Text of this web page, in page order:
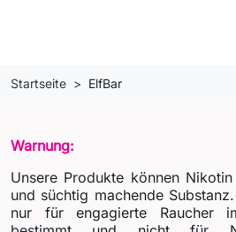
Startseite ElfBar
Warnung:
Unsere Produkte können
und süchtig machende
nur für engagierte Raucher